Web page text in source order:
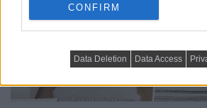
CONFIRM
Data Deletion Data Access